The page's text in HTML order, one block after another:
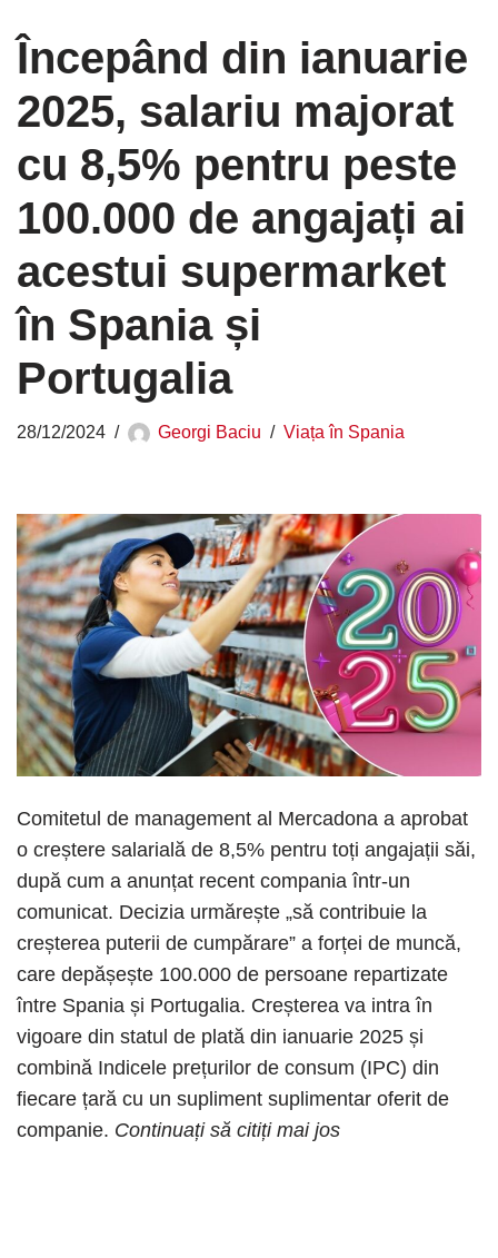
Începând din ianuarie
2025, salariu majorat
cu 8,5% pentru peste
100.000 de angajați ai
acestui supermarket
în Spania și
Portugalia
28/12/2024 Georgi Baciu Viața în Spania
Comitetul de management al Mercadona a aprobat
o creștere salarială de 8,5% pentru toți angajații săi,
după cum a anunțat recent compania într-un
comunicat. Decizia urmărește „să contribuie la
creșterea puterii de cumpărare” a forței de muncă,
care depășește 100.000 de persoane repartizate
între Spania și Portugalia. Creșterea va intra în
vigoare din statul de plată din ianuarie 2025 și
combină Indicele prețurilor de consum (IPC) din
fiecare țară cu un supliment suplimentar oferit de
companie. Continuați să citiți mai jos